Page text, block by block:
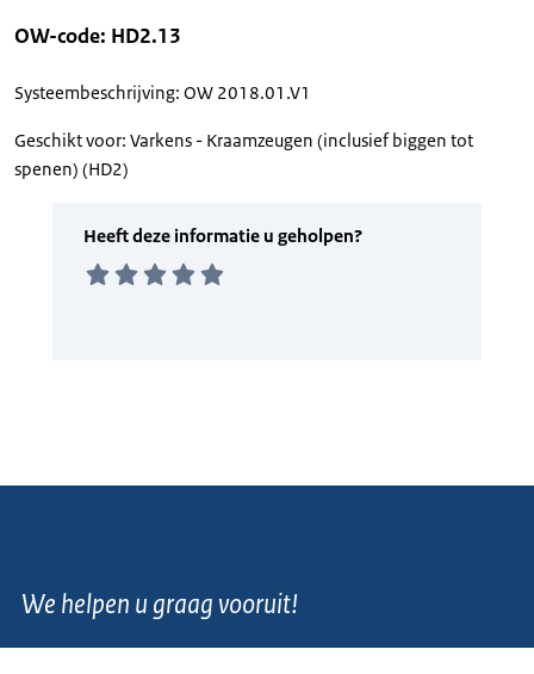
OW-code: HD2.13
Systeembeschrijving: OW 2018.01.V1
Geschikt voor: Varkens - Kraamzeugen (inclusief biggen tot
spenen) (HD2)
We helpen u graag vooruit!